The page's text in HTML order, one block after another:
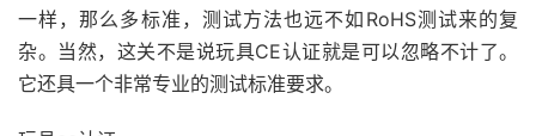
一样，那么多标准，测试方法也远不如RoHS测试来的复
杂。当然，这关不是说玩具CE认证就是可以忽略不计了。
它还具一个非常专业的测试标准要求。